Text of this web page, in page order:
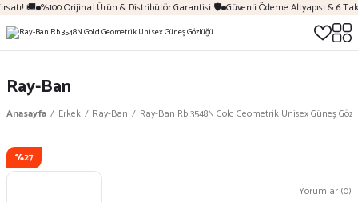
🚚 %100 Orijinal Ürün & Distribütör Garantisi 🛡️ Güvenli Ödeme Altyapısı & 6
Ray-Ban
Anasayfa Erkek Ray-Ban Ray-Ban Rb 3548N Gold Geometrik Unisex Güneş
%27
Yorumlar (0)